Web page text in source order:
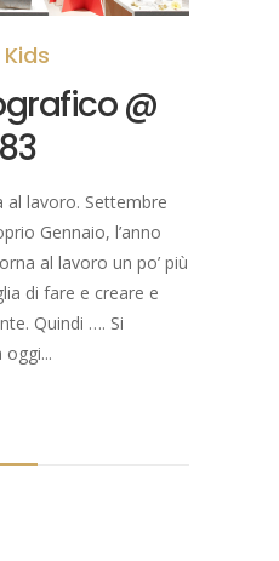
Kids
@
al lavoro. Settembre
Gennaio, l’anno
al lavoro un po’ più
di fare e creare e
Quindi …. Si